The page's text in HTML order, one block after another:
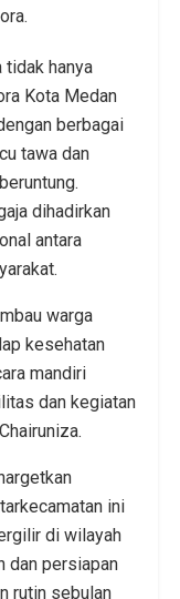
tidak hanya
Kota Medan
berbagai
tawa dan
dihadirkan
antara
warga
kesehatan
mandiri
dan kegiatan
ini
di wilayah
dan persiapan
rutin sebulan